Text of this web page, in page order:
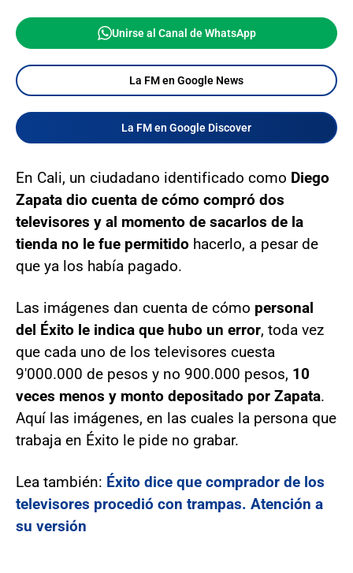
Unirse al Canal de WhatsApp
La FM en Google News
La FM en Google Discover
En Cali, un ciudadano identificado como Diego
Zapata dio cuenta de cómo compró dos
televisores y al momento de sacarlos de la
tienda no le fue permitido hacerlo, a pesar de
que ya los había pagado.
Las imágenes dan cuenta de cómo personal
del Éxito le indica que hubo un error, toda vez
que cada uno de los televisores cuesta
9'000.000 de pesos y no 900.000 pesos, 10
veces menos y monto depositado por Zapata.
Aquí las imágenes, en las cuales la persona que
trabaja en Éxito le pide no grabar.
Lea también: Éxito dice que comprador de los
televisores procedió con trampas. Atención a
su versión